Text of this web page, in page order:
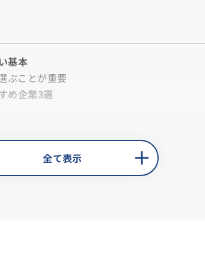
基本
ぶことが重要
め企業3選
全て表示